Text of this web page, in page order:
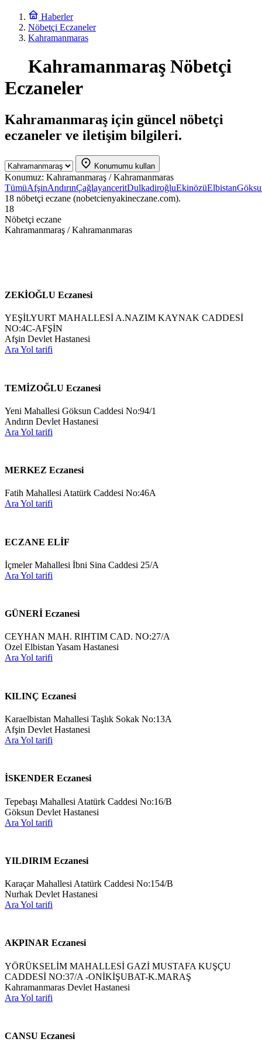
Haberler
Nöbetçi Eczaneler
Kahramanmaras
Kahramanmaraş Nöbetçi
Eczaneler
Kahramanmaraş için güncel nöbetçi
eczaneler ve iletişim bilgileri.
Konumumu kullan
Konumuz: Kahramanmaraş / Kahramanmaras
TümüAfşinAndırınÇağlayanceritDulkadiroğluEkinözüElbistan
18 nöbetçi eczane (nobetcienyakineczane.com).
18
Nöbetçi eczane
Kahramanmaraş / Kahramanmaras
ZEKİOĞLU Eczanesi
YEŞİLYURT MAHALLESİ A.NAZIM KAYNAK CADDESİ
NO:4C-AFŞİN
Afşin Devlet Hastanesi
Ara Yol tarifi
TEMİZOĞLU Eczanesi
Yeni Mahallesi Göksun Caddesi No:94/1
Andırın Devlet Hastanesi
Ara Yol tarifi
MERKEZ Eczanesi
Fatih Mahallesi Atatürk Caddesi No:46A
Ara Yol tarifi
ECZANE ELİF
İçmeler Mahallesi İbni Sina Caddesi 25/A
Ara Yol tarifi
GÜNERİ Eczanesi
CEYHAN MAH. RIHTIM CAD. NO:27/A
Ozel Elbistan Yasam Hastanesi
AraYol tarifi
KILINÇ Eczanesi
Karaelbistan Mahallesi Taşlık Sokak No:13A
Afşin Devlet Hastanesi
Ara Yol tarifi
İSKENDER Eczanesi
Tepebaşı Mahallesi Atatürk Caddesi No:16/B
Göksun Devlet Hastanesi
Ara Yol tarifi
YILDIRIM Eczanesi
Karaçar Mahallesi Atatürk Caddesi No:154/B
Nurhak Devlet Hastanesi
Ara Yol tarifi
AKPINAR Eczanesi
YÖRÜKSELİM MAHALLESİ GAZİ MUSTAFA KUŞÇU
CADDESİ NO:37/A -ONİKİŞUBAT-K.MARAŞ
Kahramanmaras Devlet Hastanesi
Ara Yol tarifi
CANSU Eczanesi